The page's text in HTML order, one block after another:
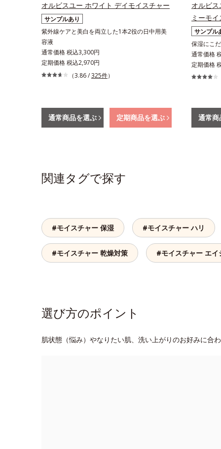
オルビスユー ホワイト デイモイスチャー
サンプルあり
紫外線ケアと美白を両立した1本2役の日中用美
容液
通常価格 税込3,300円
定期価格 税込2,970円
（3.86 /325件）
通常商品を選ぶ 定期商品を選ぶ
オルビ
ミーモ
サンプル
保湿にこ
通常価格
定期価格
通常商
関連タグで探す
#モイスチャー 保湿 #モイスチャー ハリ
#モイスチャー 乾燥対策 #モイスチャー エイ
選び方のポイント
肌状態（悩み）やなりたい肌、洗い上がりのお好みに合